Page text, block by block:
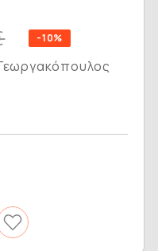
-10%